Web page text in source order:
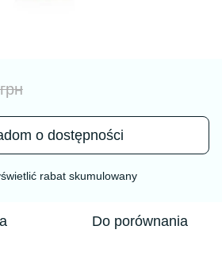
o dostępności
rabat skumulowany
Do porównania